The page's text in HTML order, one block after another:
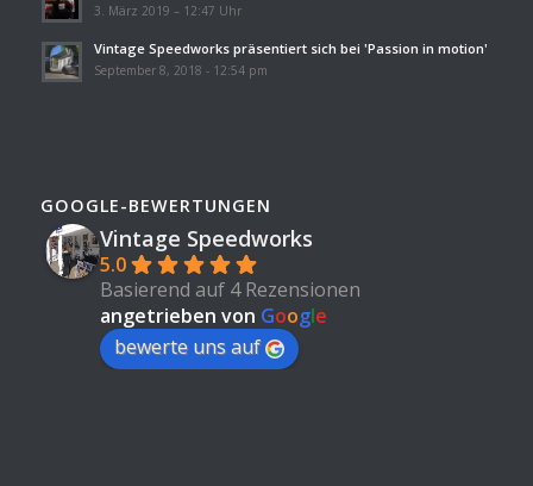
3. März 2019 – 12:47 Uhr
Vintage Speedworks präsentiert sich bei 'Passion in motion'
September 8, 2018 - 12:54 pm
GOOGLE-BEWERTUNGEN
Vintage Speedworks
5.0
Basierend auf 4 Rezensionen
angetrieben von Google
bewerte uns auf